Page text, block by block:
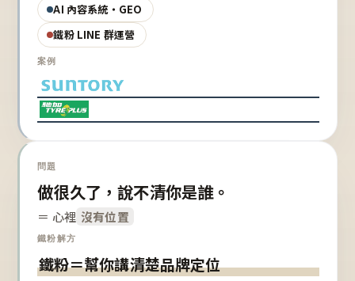
AI 內容系統・GEO
鐵粉 LINE 群運營
案例
問題
做很久了，說不清你是誰。
＝ 心裡 沒有位置
鐵粉解方
鐵粉＝幫你講清楚品牌定位